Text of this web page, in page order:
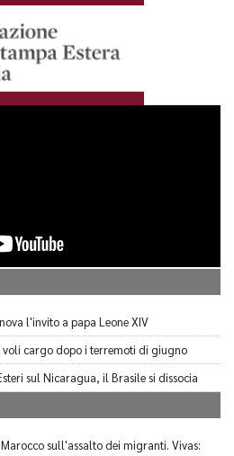
l'invito a papa Leone XIV
voli cargo dopo i terremoti di giugno
sul Nicaragua, il Brasile si dissocia
sull'assalto dei migranti. Vivas: